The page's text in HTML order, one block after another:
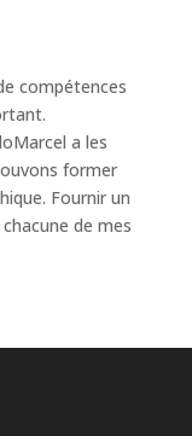
compétences
a les
former
Fournir un
de mes